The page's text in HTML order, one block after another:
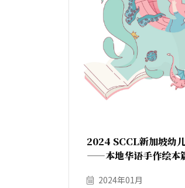
2024 SCCL新加坡幼
——本地华语手作绘本
2024年01月